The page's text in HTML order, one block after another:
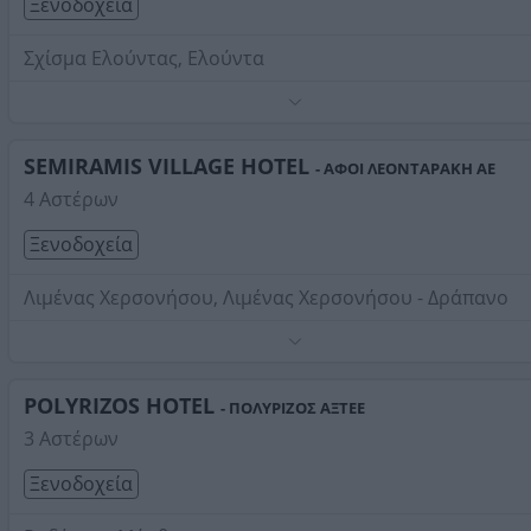
Σχίσμα Ελούντας, Ελούντα
SEMIRAMIS VILLAGE HOTEL - ΑΦΟΙ ΛΕΟΝΤΑΡΑΚΗ ΑΕ
4 Αστέρων
Ξενοδοχεία
Λιμένας Χερσονήσου, Λιμένας Χερσονήσου - Δράπανο
POLYRIZOS HOTEL - ΠΟΛΥΡΙΖΟΣ ΑΞΤΕΕ
3 Αστέρων
Ξενοδοχεία